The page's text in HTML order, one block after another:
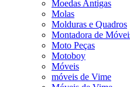
Moedas Antigas
Molas
Molduras e Quadros
Montadora de
Moto Peças
Motoboy
Móveis
móveis de Vime